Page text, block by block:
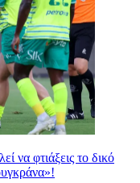
να φτιάξεις το δικό